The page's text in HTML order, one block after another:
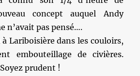
concept auquel Andy
n’avait pas pensé….
Lariboisière dans les couloirs,
embouteillage de civières.
prudent !